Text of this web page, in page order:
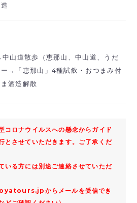
山道散歩（恵那山、中山道、うだ
→「恵那山」4種試飲・おつまみ付
酒造解散
コロナウイルスへの懸念からガイド
とさせていただきます。ご了承くだ
いる方には別途ご連絡させていただ
からメールを受信でき